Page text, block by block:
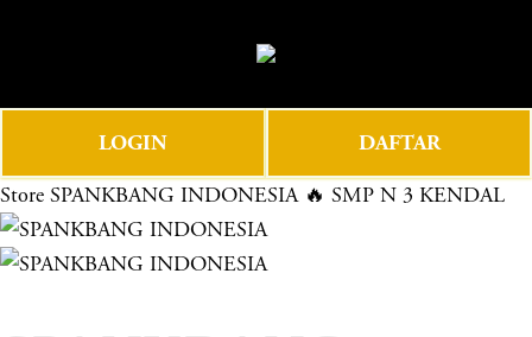
e
e
n
u
LOGIN DAFTAR
Store SPANKBANG INDONESIA 🔥 SMP N 3 KENDAL